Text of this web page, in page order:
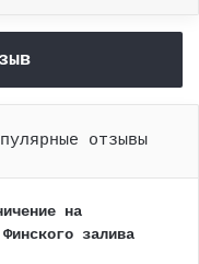
отзывы
на
залива